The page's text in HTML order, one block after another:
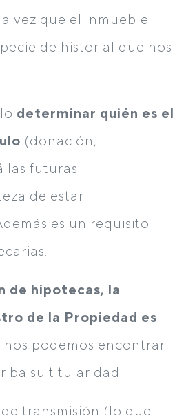
vez que el inmueble
de historial que nos
determinar quién es el
(donación,
las futuras
de estar
es un requisito
de hipotecas, la
de la Propiedad es
nos podemos encontrar
su titularidad.
transmisión (lo que